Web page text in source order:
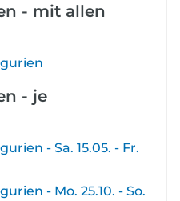
- mit allen
- je
- Sa. 15.05. - Fr.
- Mo. 25.10. - So.